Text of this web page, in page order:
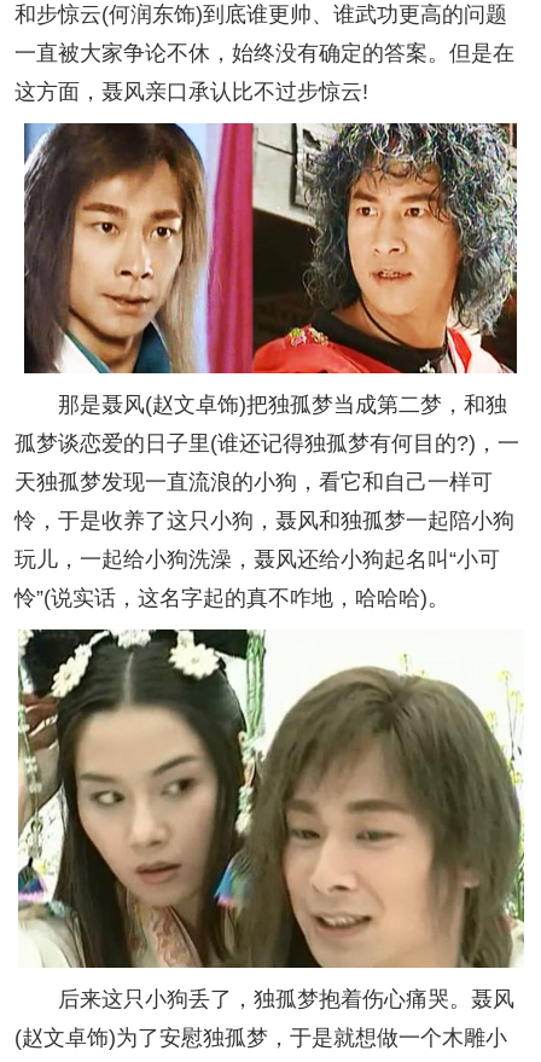
和步惊云(何润东饰)到底谁更帅、谁武功更高的问题
一直被大家争论不休，始终没有确定的答案。但是在
这方面，聂风亲口承认比不过步惊云!
那是聂风(赵文卓饰)把独孤梦当成第二梦，和独
孤梦谈恋爱的日子里(谁还记得独孤梦有何目的?)，一
天独孤梦发现一直流浪的小狗，看它和自己一样可
怜，于是收养了这只小狗，聂风和独孤梦一起陪小狗
玩儿，一起给小狗洗澡，聂风还给小狗起名叫“小可
怜”(说实话，这名字起的真不咋地，哈哈哈)。
后来这只小狗丢了，独孤梦抱着伤心痛哭。聂风
(赵文卓饰)为了安慰独孤梦，于是就想做一个木雕小